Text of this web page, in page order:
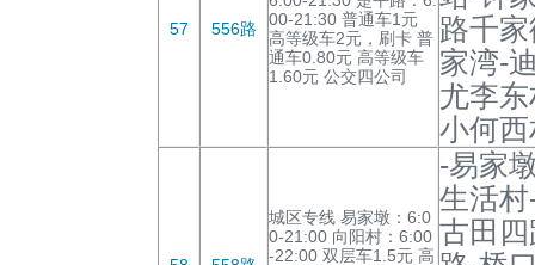
57 556路
00-21:30 普通车1元
高等级车2元，刷卡 普
通车0.80元 高等级车
1.60元 公交四公司
路千
家湾-
尤李
小何
城区专线 易家墩：6:0
0-21:00 向阳村：6:00
-22:00 双层车1.5元 高
-易家
生活
古田